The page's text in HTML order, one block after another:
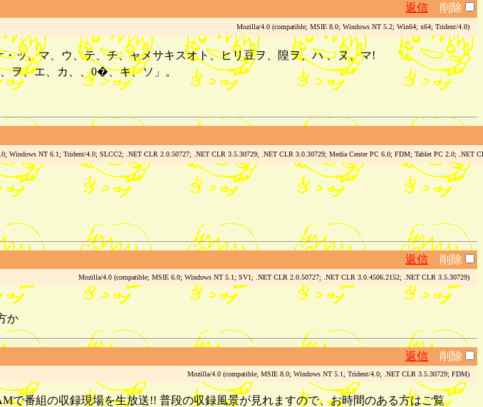
返信 削除
Mozilla/4.0 (compatible; MSIE 8.0; Windows NT 5.2; Win64; x64; Trident/4.0)
ッ、マ、ウ、テ、チ、ャメサキスオト、ヒリ豆ヲ、隍ヲ、ハ 、ヌ、マ!
ヲ、エ、カ、、0�、キ、ソ」。
Windows NT 6.1; Trident/4.0; SLCC2; .NET CLR 2.0.50727; .NET CLR 3.5.30729; .NET CLR 3.0.30729; Media Center PC 6.0; FDM; Tablet PC 2.0; .NET
返信 削除
Mozilla/4.0 (compatible; MSIE 6.0; Windows NT 5.1; SV1; .NET CLR 2.0.50727; .NET CLR 3.0.4506.2152; .NET CLR 3.5.30729)
か
返信 削除
Mozilla/4.0 (compatible; MSIE 8.0; Windows NT 5.1; Trident/4.0; .NET CLR 3.5.30729; FDM)
で番組の収録現場を生放送!! 普段の収録風景が見れますので、お時間のある方はご覧